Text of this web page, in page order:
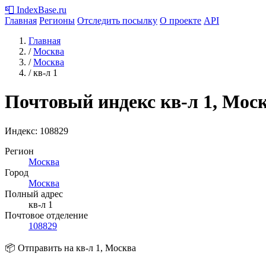
📮 IndexBase.ru
Главная Регионы Отследить посылку О проекте API
Главная
/ Москва
/ Москва
/ кв-л 1
Почтовый индекс кв-л 1,
Индекс: 108829
Регион
Москва
Город
Москва
Полный адрес
кв-л 1
Почтовое отделение
108829
📦 Отправить на кв-л 1, Москва